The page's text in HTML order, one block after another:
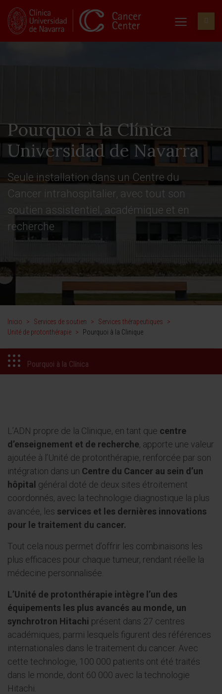
Pourquoi à la Clínica
Universidad de Navarra
Seule installation dans un Centre du
Cancer intrahospitalier, avec tout son
soutien assistentiel, académique et en
recherche
Inicio > Services de soutien > Services thérapeutiques
>
Unité de protonthérapie > Pourquoi à la Clinique
Pourquoi à la Clínica
L’ADN propre de la Clinique, en tant que centre
d’enseignement et de recherche, apporte une valeur
ajoutée à l’Unité de protonthérapie, renforcée par son
intégration dans un Centre du Cancer au sein d’un
hôpital général doté de deux sites étroitement
coordonnés, avec la technologie diagnostique la plus
avancée, les services et les dernières innovations
pour le traitement du cancer.
Tout cela nous permet d’offrir les combinaisons les
plus efficaces pour chaque tumeur, rendant réelle la
médecine personnalisée.
L’Unité de protonthérapie intègre l’un des
équipements les plus avancés au monde, un
synchrotron Hitachi présent dans 27 centres
académiques, parmi lesquels figurent des références
internationales dans le traitement du cancer. Avec
cette technologie, 100 000 patients ont été traités
dans le monde, dont 60 000 avec la technologie
Hitachi.